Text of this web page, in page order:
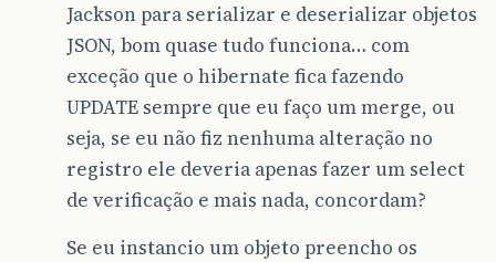
Jackson para serializar e deserializar objetos
JSON, bom quase tudo funciona… com
exceção que o hibernate fica fazendo
UPDATE sempre que eu faço um merge, ou
seja, se eu não fiz nenhuma alteração no
registro ele deveria apenas fazer um select
de verificação e mais nada, concordam?
Se eu instancio um objeto preencho os